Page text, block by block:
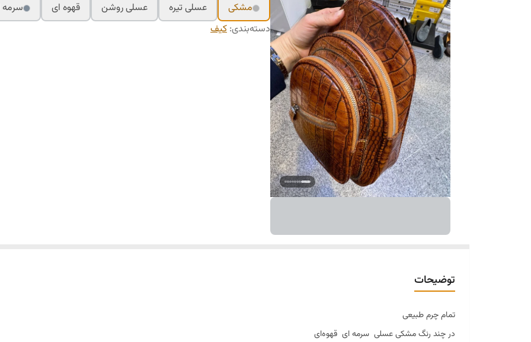
مشکی
عسلی تیره عسلی روشن قهوه ای
سرمه
دسته‌بندی: کیف
توضیحات
تمام چرم طبیعی
در چند رنگ مشکی عسلی سرمه ای قهوه‌ای